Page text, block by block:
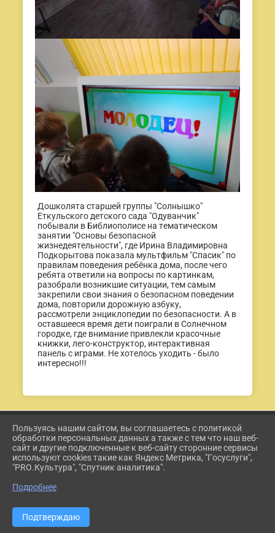
Дошколята старшей группы "Солнышко"
Еткульского детского сада "Одуванчик"
побывали в Библиополисе на тематическом
занятии "Основы безопасной
жизнедеятельности", где Ирина Владимировна
Подкорытова показала мультфильм "Спасик" по
правилам поведения ребёнка дома, после чего
ребята ответили на вопросы по картинкам,
разобрали возникшие ситуации, тем самым
закрепили свои знания о безопасном поведении
дома, повторили дорожную азбуку,
рассмотрели энциклопедии по безопасности. А в
оставшееся время дети поиграли в Солнечном
городке, где внимание привлекли красочные
книжки, лего-конструктор, интерактивная
панель с играми. Не хотелось уходить - было
интересно!!!
2026 Г. ETKUL-KULTURA.RU
ВХОД
КАРТА САЙТА
ПОЛИТИКА ОБРАБОТКИ ПЕРСОНАЛЬНЫХ ДАННЫХ
СДЕЛАНО НА KUBCMS
Пользуясь нашим сайтом, вы соглашаетесь с политикой
обработки персональных данных а также с тем что наш веб-
сайт и другие подключенные к веб-сайту сторонние сервисы
используют cookies такие как Яндекс Метрика, "Госуслуги",
"PRO.Культура", "Спутник аналитика".
Подробнее
Подтверждаю